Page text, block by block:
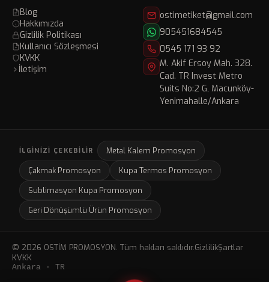
Blog
Hakkımızda
Gizlilik Politikası
Kullanıcı Sözleşmesi
KVKK
İletişim
ostimetiket@gmail.com
905451684545
0545 171 93 92
M. Akif Ersoy Mah. 328.
Cad. TR Invest Metro
Suits No:2 G, Macunköy-
Yenimahalle/Ankara
İLGINIZI ÇEKEBILIR
Metal Kalem Promosyon
Çakmak Promosyon
Kupa Termos Promosyon
Sublimasyon Kupa Promosyon
Geri Dönüşümlü Ürün Promosyon
© 2026 OSTİM PROMOSYON. Tüm hakları saklıdır.GizlilikŞartlar
KVKK
Ankara · TR